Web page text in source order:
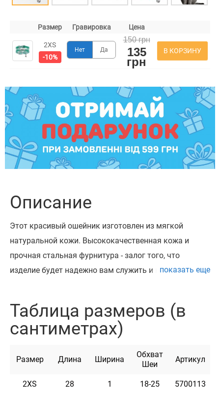
Размер Гравировка Цена
2XS
-10%
Нет Да
150 грн
135
грн
В КОРЗИНУ
Описание
Этот красивый ошейник изготовлен из мягкой
натуральной кожи. Высококачественная кожа и
прочная стальная фурнитура - залог того, что
изделие будет надежно вам служить и надолго
шеи вашего кота гибкой сантиметровой лентой и
сверьте полученные данные с информацией в
отлично подходит для котов любых пород. Стальная
стильно. Все ошейники имеют насыщенный цвет и
показать еще
Таблица размеров (в
сантиметрах)
Размер Длина Ширина
Обхват
Шеи
Артикул
2XS 28 1 18-25 5700113